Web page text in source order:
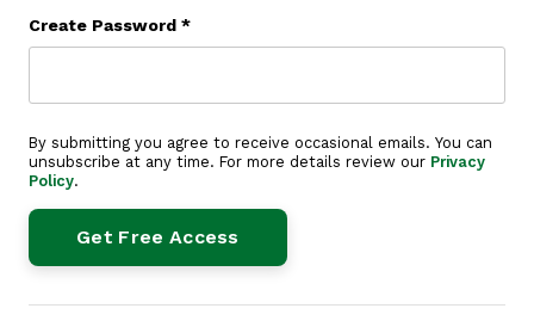
Create Password *
By submitting you agree to receive occasional emails. You can
unsubscribe at any time. For more details review our Privacy
Policy.